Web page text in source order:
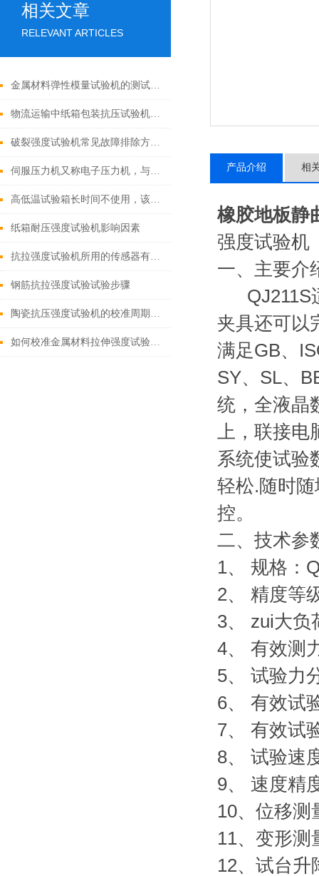
相关文章
RELEVANT ARTICLES
金属材料弹性模量试验机的测试原理与标准方法
物流运输中纸箱包装抗压试验机的重要价值
破裂强度试验机常见故障排除方法：
伺服压力机又称电子压力机，与液压压力机的区别
高低温试验箱长时间不使用，该怎样进行保养呢？
纸箱耐压强度试验机影响因素
抗拉强度试验机所用的传感器有哪些？
钢筋抗拉强度试验试验步骤
陶瓷抗压强度试验机的校准周期是多久？
如何校准金属材料拉伸强度试验机的位移传感器？
产品介绍 相
橡胶地板静
强度试验机
一、 主要介
QJ211S
夹具还可以
满足GB、
SY、SL、
统，全液晶
上，联接
系统使试验
轻松.随时
控。
二、 技术参
1、 规格：
2、 精度等
3、 zui大负
4、 有效测
5、 试验力
6、 有效试
7、 有效试
8、 试验速
9、 速度精
10、位移测
11、变形测
12、试台升